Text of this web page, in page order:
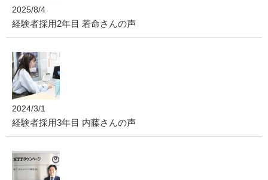
2025/8/4
経験者採用2年目 若命さんの声
2024/3/1
経験者採用3年目 内藤さんの声